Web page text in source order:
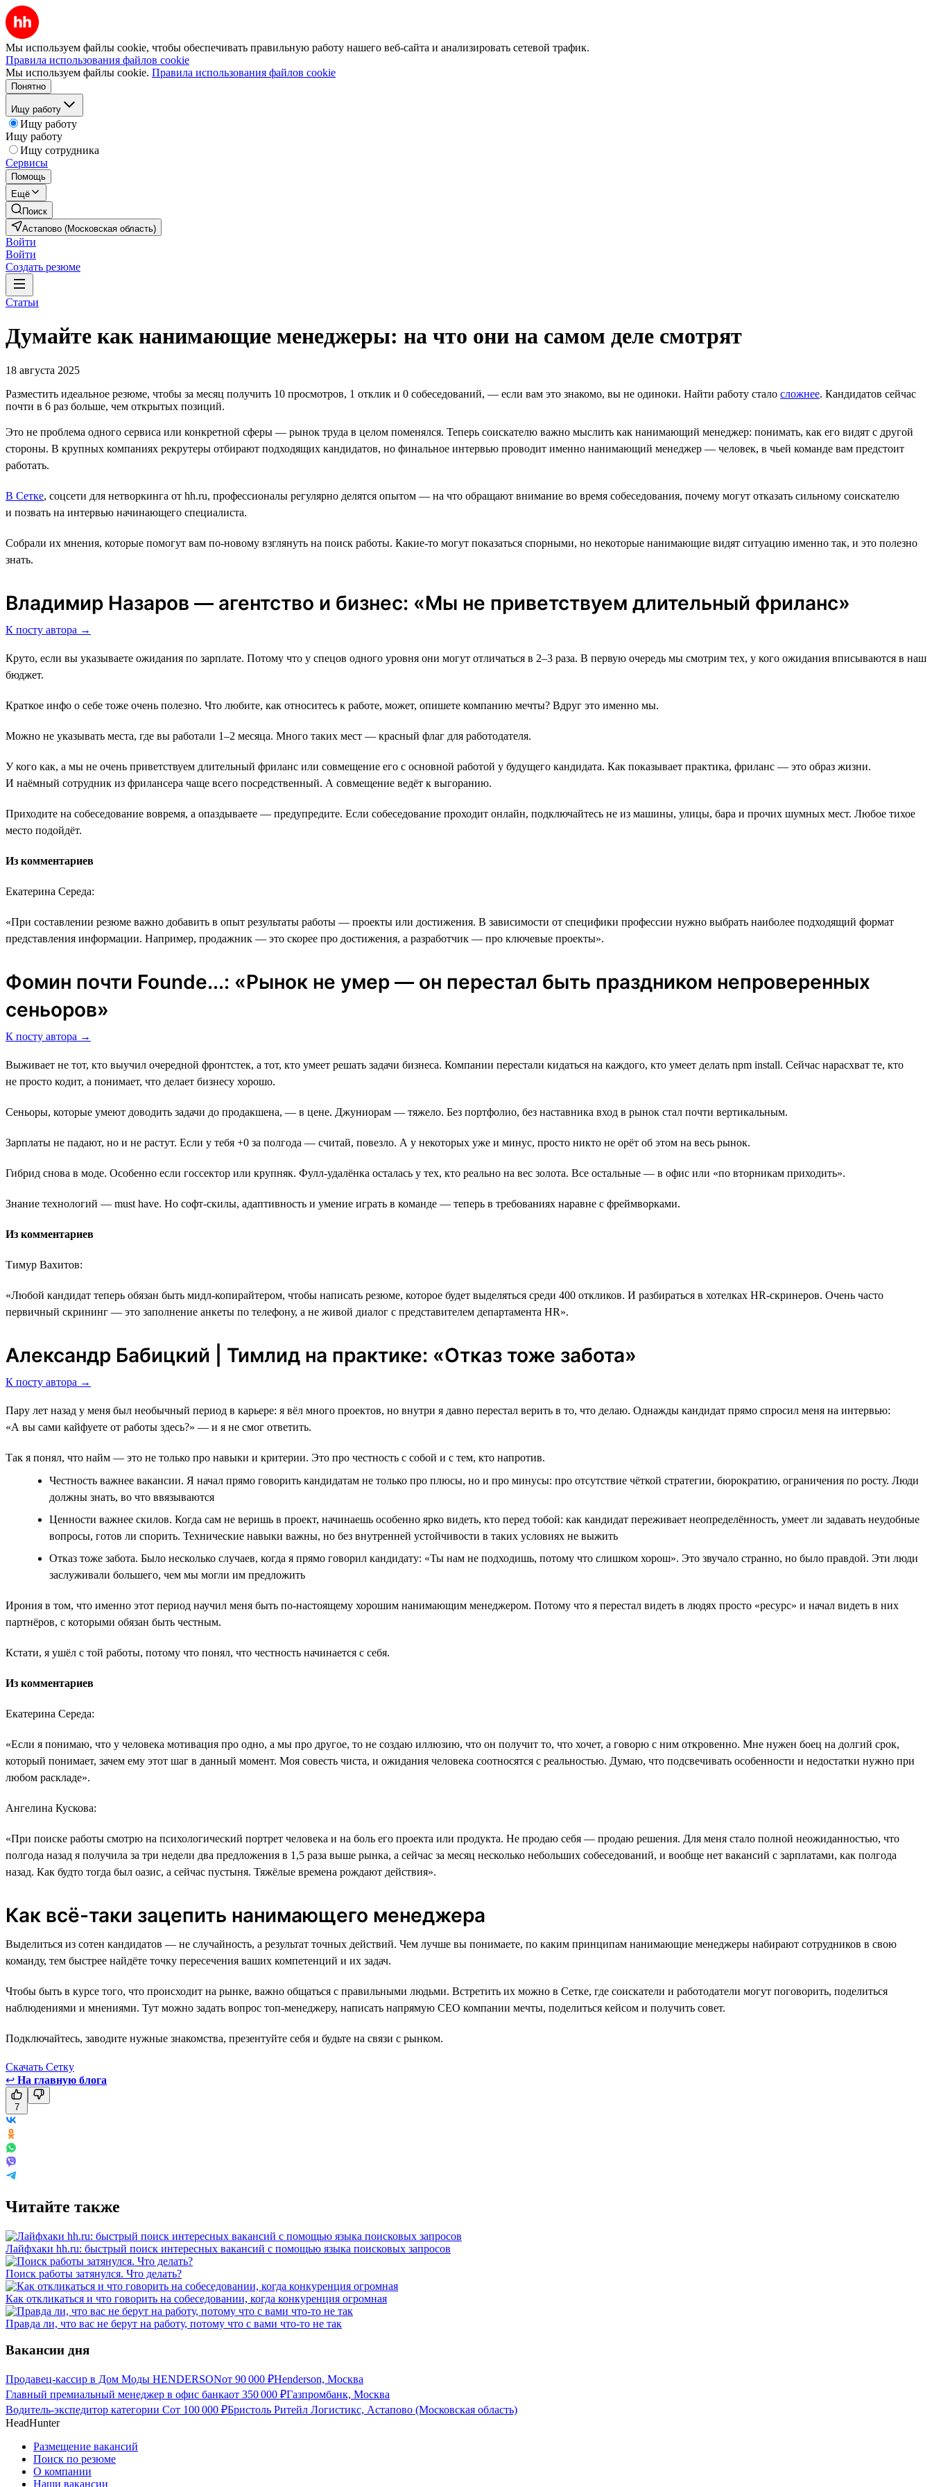
Мы используем файлы cookie, чтобы обеспечивать правильную работу нашего веб-сайта и анализировать сетевой трафик.
Правила использования файлов cookie
Мы используем файлы cookie. Правила использования файлов cookie
Понятно
Ищу работу
Ищу работу
Ищу работу
Ищу сотрудника
Сервисы
Помощь
Ещё
Поиск
Астапово (Московская область)
Войти
Войти
Создать резюме
Статьи
Думайте как нанимающие менеджеры: на что они на самом деле смотрят
18 августа 2025
Разместить идеальное резюме, чтобы за месяц получить 10 просмотров, 1 отклик и 0 собеседований, ― если вам это знакомо, вы не одиноки. Найти работу стало сложнее. Кандидатов сейчас
почти в 6 раз больше, чем открытых позиций.
Это не проблема одного сервиса или конкретной сферы — рынок труда в целом поменялся. Теперь соискателю важно мыслить как нанимающий менеджер: понимать, как его видят с другой
стороны. В крупных компаниях рекрутеры отбирают подходящих кандидатов, но финальное интервью проводит именно нанимающий менеджер ― человек, в чьей команде вам предстоит
работать.
В Сетке, соцсети для нетворкинга от hh.ru, профессионалы регулярно делятся опытом — на что обращают внимание во время собеседования, почему могут отказать сильному соискателю
и позвать на интервью начинающего специалиста.
Собрали их мнения, которые помогут вам по-новому взглянуть на поиск работы. Какие-то могут показаться спорными, но некоторые нанимающие видят ситуацию именно так, и это полезно
знать.
Владимир Назаров — агентство и бизнес: «Мы не приветствуем длительный фриланс»
К посту автора →
Круто, если вы указываете ожидания по зарплате. Потому что у спецов одного уровня они могут отличаться в 2–3 раза. В первую очередь мы смотрим тех, у кого ожидания вписываются в наш
бюджет.
Краткое инфо о себе тоже очень полезно. Что любите, как относитесь к работе, может, опишете компанию мечты? Вдруг это именно мы.
Можно не указывать места, где вы работали 1–2 месяца. Много таких мест ― красный флаг для работодателя.
У кого как, а мы не очень приветствуем длительный фриланс или совмещение его с основной работой у будущего кандидата. Как показывает практика, фриланс ― это образ жизни.
И наёмный сотрудник из фрилансера чаще всего посредственный. А совмещение ведёт к выгоранию.
Приходите на собеседование вовремя, а опаздываете ― предупредите. Если собеседование проходит онлайн, подключайтесь не из машины, улицы, бара и прочих шумных мест. Любое тихое
место подойдёт.
Из комментариев
Екатерина Середа:
«При составлении резюме важно добавить в опыт результаты работы ― проекты или достижения. В зависимости от специфики профессии нужно выбрать наиболее подходящий формат
представления информации. Например, продажник ― это скорее про достижения, а разработчик ― про ключевые проекты».
Фомин почти Founde...: «Рынок не умер ― он перестал быть праздником непроверенных
сеньоров»
К посту автора →
Выживает не тот, кто выучил очередной фронтстек, а тот, кто умеет решать задачи бизнеса. Компании перестали кидаться на каждого, кто умеет делать npm install. Сейчас нарасхват те, кто
не просто кодит, а понимает, что делает бизнесу хорошо.
Сеньоры, которые умеют доводить задачи до продакшена, — в цене. Джуниорам — тяжело. Без портфолио, без наставника вход в рынок стал почти вертикальным.
Зарплаты не падают, но и не растут. Если у тебя +0 за полгода — считай, повезло. А у некоторых уже и минус, просто никто не орёт об этом на весь рынок.
Гибрид снова в моде. Особенно если госсектор или крупняк. Фулл-удалёнка осталась у тех, кто реально на вес золота. Все остальные — в офис или «по вторникам приходить».
Знание технологий — must have. Но софт-скилы, адаптивность и умение играть в команде — теперь в требованиях наравне с фреймворками.
Из комментариев
Тимур Вахитов:
«Любой кандидат теперь обязан быть мидл-копирайтером, чтобы написать резюме, которое будет выделяться среди 400 откликов. И разбираться в хотелках HR-скринеров. Очень часто
первичный скрининг ― это заполнение анкеты по телефону, а не живой диалог с представителем департамента HR».
Александр Бабицкий | Тимлид на практике: «Отказ тоже забота»
К посту автора →
Пару лет назад у меня был необычный период в карьере: я вёл много проектов, но внутри я давно перестал верить в то, что делаю. Однажды кандидат прямо спросил меня на интервью:
«А вы сами кайфуете от работы здесь?» — и я не смог ответить.
Так я понял, что найм — это не только про навыки и критерии. Это про честность с собой и с тем, кто напротив.
Честность важнее вакансии. Я начал прямо говорить кандидатам не только про плюсы, но и про минусы: про отсутствие чёткой стратегии, бюрократию, ограничения по росту. Люди
должны знать, во что ввязываются
Ценности важнее скилов. Когда сам не веришь в проект, начинаешь особенно ярко видеть, кто перед тобой: как кандидат переживает неопределённость, умеет ли задавать неудобные
вопросы, готов ли спорить. Технические навыки важны, но без внутренней устойчивости в таких условиях не выжить
Отказ тоже забота. Было несколько случаев, когда я прямо говорил кандидату: «Ты нам не подходишь, потому что слишком хорош». Это звучало странно, но было правдой. Эти люди
заслуживали большего, чем мы могли им предложить
Ирония в том, что именно этот период научил меня быть по-настоящему хорошим нанимающим менеджером. Потому что я перестал видеть в людях просто «ресурс» и начал видеть в них
партнёров, с которыми обязан быть честным.
Кстати, я ушёл с той работы, потому что понял, что честность начинается с себя.
Из комментариев
Екатерина Середа:
«Если я понимаю, что у человека мотивация про одно, а мы про другое, то не создаю иллюзию, что он получит то, что хочет, а говорю с ним откровенно. Мне нужен боец на долгий срок,
который понимает, зачем ему этот шаг в данный момент. Моя совесть чиста, и ожидания человека соотносятся с реальностью. Думаю, что подсвечивать особенности и недостатки нужно при
любом раскладе».
Ангелина Кускова:
«При поиске работы смотрю на психологический портрет человека и на боль его проекта или продукта. Не продаю себя ― продаю решения. Для меня стало полной неожиданностью, что
полгода назад я получила за три недели два предложения в 1,5 раза выше рынка, а сейчас за месяц несколько небольших собеседований, и вообще нет вакансий с зарплатами, как полгода
назад. Как будто тогда был оазис, а сейчас пустыня. Тяжёлые времена рождают действия».
Как всё-таки зацепить нанимающего менеджера
Выделиться из сотен кандидатов — не случайность, а результат точных действий. Чем лучше вы понимаете, по каким принципам нанимающие менеджеры набирают сотрудников в свою
команду, тем быстрее найдёте точку пересечения ваших компетенций и их задач.
Чтобы быть в курсе того, что происходит на рынке, важно общаться с правильными людьми. Встретить их можно в Сетке, где соискатели и работодатели могут поговорить, поделиться
наблюдениями и мнениями. Тут можно задать вопрос топ-менеджеру, написать напрямую СЕО компании мечты, поделиться кейсом и получить совет.
Подключайтесь, заводите нужные знакомства, презентуйте себя и будьте на связи с рынком.
Скачать Сетку
↩ На главную блога
7
Читайте также
Лайфхаки hh.ru: быстрый поиск интересных вакансий с помощью языка поисковых запросов
Поиск работы затянулся. Что делать?
Как откликаться и что говорить на собеседовании, когда конкуренция огромная
Правда ли, что вас не берут на работу, потому что с вами что-то не так
Вакансии дня
Продавец-кассир в Дом Моды HENDERSONот 90 000 ₽Henderson, Москва
Главный премиальный менеджер в офис банкаот 350 000 ₽Газпромбанк, Москва
Водитель-экспедитор категории Сот 100 000 ₽Бристоль Ритейл Логистикс, Астапово (Московская область)
HeadHunter
Размещение вакансий
Поиск по резюме
О компании
Наши вакансии